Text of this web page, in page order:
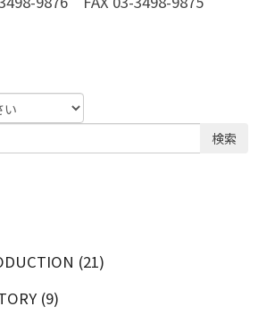
検索
(21)
(9)